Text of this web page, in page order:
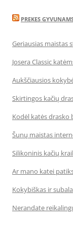
PREKES
Geriausias maistas
Josera Classic
Aukščiausios
Skirtingos kačių
Kodėl katės drasko
Šunų maistas
Silikoninis kačių
Ar mano katei
Kokybiškas ir
Nerandate